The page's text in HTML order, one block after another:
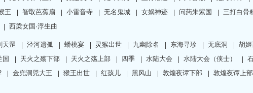
王 智取芭蕉扇 小雷音寺 无名鬼城 女娲神迹 问药朱紫国 三打白骨
西梁女国·浮生曲
天罡 泾河遗孤 蟠桃宴 灵猴出世 九幽除名 东海寻珍 无底洞 胡
国 天火之殇下部 天火之殇上部 四季 水陆大会 水陆大会（侠士）
金兜洞兕大王 猴王出世 红孩儿 黑风山 敦煌夜谭下部 敦煌夜谭上部